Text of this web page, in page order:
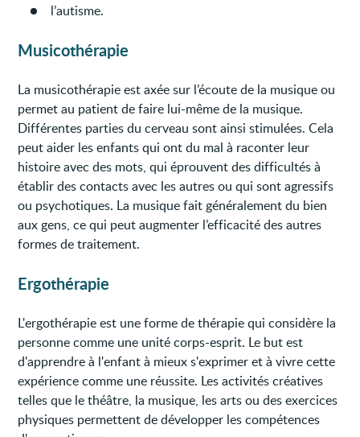
l’autisme.
Musicothérapie
La musicothérapie est axée sur l’écoute de la musique ou
permet au patient de faire lui-même de la musique.
Différentes parties du cerveau sont ainsi stimulées. Cela
peut aider les enfants qui ont du mal à raconter leur
histoire avec des mots, qui éprouvent des difficultés à
établir des contacts avec les autres ou qui sont agressifs
ou psychotiques. La musique fait généralement du bien
aux gens, ce qui peut augmenter l’efficacité des autres
formes de traitement.
Ergothérapie
L'ergothérapie est une forme de thérapie qui considère la
personne comme une unité corps-esprit. Le but est
d'apprendre à l'enfant à mieux s'exprimer et à vivre cette
expérience comme une réussite. Les activités créatives
telles que le théâtre, la musique, les arts ou des exercices
physiques permettent de développer les compétences